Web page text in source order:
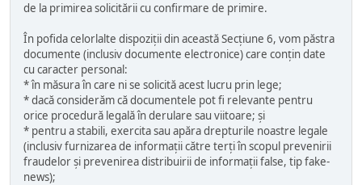
de la primirea solicitării cu confirmare de primire.
În pofida celorlalte dispoziții din această Secțiune 6, vom păstra
documente (inclusiv documente electronice) care conțin date
cu caracter personal:
* în măsura în care ni se solicită acest lucru prin lege;
* dacă considerăm că documentele pot fi relevante pentru
orice procedură legală în derulare sau viitoare; și
* pentru a stabili, exercita sau apăra drepturile noastre legale
(inclusiv furnizarea de informații către terți în scopul prevenirii
fraudelor și prevenirea distribuirii de informații false, tip fake-
news);